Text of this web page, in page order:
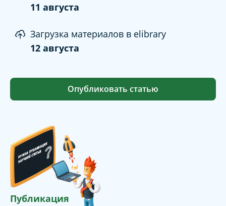
11 августа
Загрузка материалов в elibrary
12 августа
Опубликовать статью
Публикация